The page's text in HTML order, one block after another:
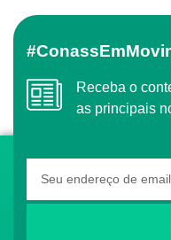
Receba o conteúdo semanal do Conass com
as principais